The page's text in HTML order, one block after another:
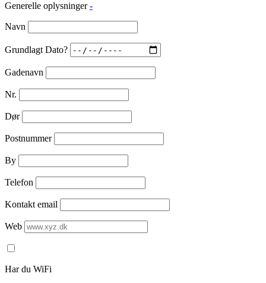
Generelle oplysninger -
Navn
Grundlagt Dato?
Gadenavn
Nr.
Dør
Postnummer
By
Telefon
Kontakt email
Web
Har du WiFi